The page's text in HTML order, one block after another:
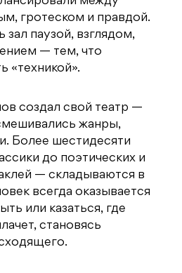
гротеском и правдой.
паузой, взглядом,
— тем, что
«техникой».
создал свой театр —
жанры,
Более шестидесяти
до поэтических и
— складываются в
всегда оказывается
или казаться, где
становясь